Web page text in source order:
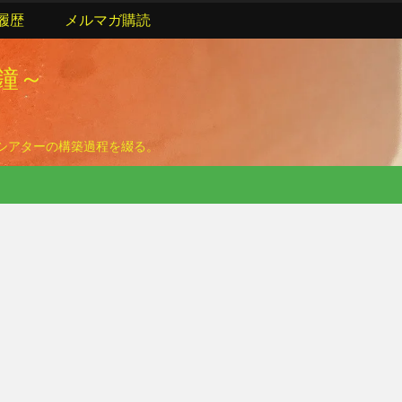
～
ターの構築過程を綴る。
歴 メルマガ購読